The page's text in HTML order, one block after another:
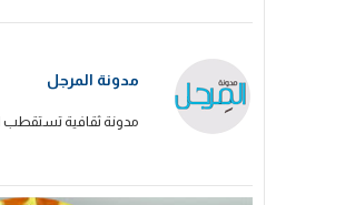
مدونة المرجل
مدونة ثقافية تستقطب